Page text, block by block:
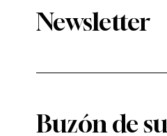
Newsletter
Buzón de